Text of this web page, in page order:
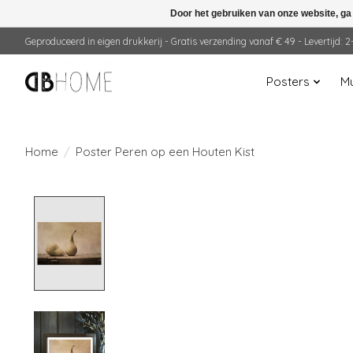
Geproduceerd in eigen drukkerij - Gratis verzending vanaf € 49 - Levertijd:
Posters
Home / Poster Peren op een Houten Kist
Door het gebruiken van onze website,